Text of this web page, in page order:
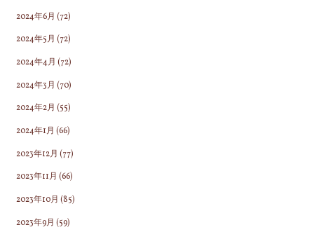
2024年6月 (72)
2024年5月 (72)
2024年4月 (72)
2024年3月 (70)
2024年2月 (55)
2024年1月 (66)
2023年12月 (77)
2023年11月 (66)
2023年10月 (85)
2023年9月 (59)